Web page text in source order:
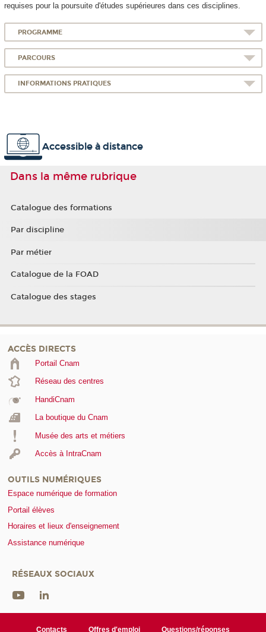
requises pour la poursuite d'études supérieures dans ces disciplines.
PROGRAMME
PARCOURS
INFORMATIONS PRATIQUES
Accessible à distance
Dans la même rubrique
Catalogue des formations
Par discipline
Par métier
Catalogue de la FOAD
Catalogue des stages
ACCÈS DIRECTS
Portail Cnam
Réseau des centres
HandiCnam
La boutique du Cnam
Musée des arts et métiers
Accès à IntraCnam
OUTILS NUMÉRIQUES
Espace numérique de formation
Portail élèves
Horaires et lieux d'enseignement
Assistance numérique
RÉSEAUX SOCIAUX
Contacts Offres d'emploi Questions/réponses